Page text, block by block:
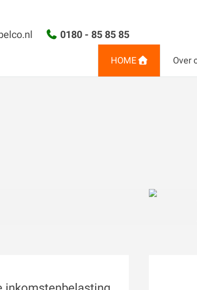
0180 - 85 85 85
HOME Over